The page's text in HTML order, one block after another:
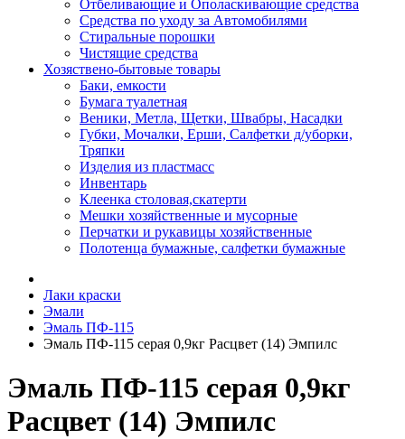
Отбеливающие и Ополаскивающие средства
Средства по уходу за Автомобилями
Стиральные порошки
Чистящие средства
Хозяствено-бытовые товары
Баки, емкости
Бумага туалетная
Веники, Метла, Щетки, Швабры, Насадки
Губки, Мочалки, Ерши, Салфетки д/уборки,
Тряпки
Изделия из пластмасс
Инвентарь
Клеенка столовая,скатерти
Мешки хозяйственные и мусорные
Перчатки и рукавицы хозяйственные
Полотенца бумажные, салфетки бумажные
Лаки краски
Эмали
Эмаль ПФ-115
Эмаль ПФ-115 серая 0,9кг Расцвет (14) Эмпилс
Эмаль ПФ-115 серая 0,9кг
Расцвет (14) Эмпилс